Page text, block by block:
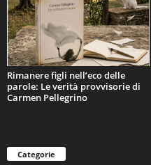
Rimanere figli nell’eco delle
parole: Le verità provvisorie di
Carmen Pellegrino
Categorie